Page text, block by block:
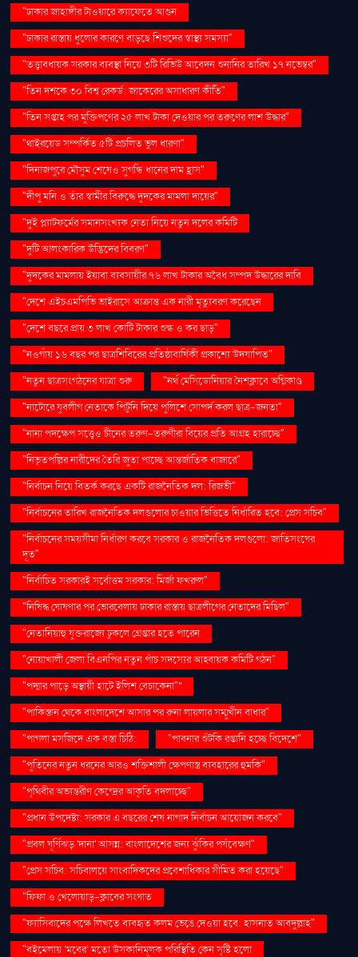
"ঢাকার জাহাঙ্গীর টাওয়ারে ক্যাফেতে আগুন
"ঢাকার রাস্তায় ধুলোর কারণে বাড়ছে শিশুদের স্বাস্থ্য সমস্যা"
"তত্ত্বাবধায়ক সরকার ব্যবস্থা নিয়ে ৩টি রিভিউ আবেদন শুনানির তারিখ ১৭ নভেম্বর"
"তিন দশকে ৩০ বিশ্ব রেকর্ড: জাকেরের অসাধারণ কীর্তি"
"তিন সপ্তাহ পর মুক্তিপণের ২৫ লাখ টাকা দেওয়ার পর তরুণের লাশ উদ্ধার"
"থাইরয়েড সম্পর্কিত ৫টি প্রচলিত ভুল ধারণা"
"দিনাজপুরে মৌসুম শেষেও সুগন্ধি ধানের দাম হ্রাস"
"দীপু মনি ও তাঁর স্বামীর বিরুদ্ধে দুদকের মামলা দায়ের"
"দুই প্ল্যাটফর্মের সমানসংখ্যক নেতা নিয়ে নতুন দলের কমিটি
"দুটি আলংকারিক উদ্ভিদের বিবরণ"
"দুদকের মামলায় ইয়াবা ব্যবসায়ীর ৭৬ লাখ টাকার অবৈধ সম্পদ উদ্ধারের দাবি
"দেশে এইচএমপিভি ভাইরাসে আক্রান্ত এক নারী মৃত্যুবরণ করেছেন
"দেশে বছরে প্রায় ৩ লাখ কোটি টাকার শুল্ক ও কর ছাড়"
"নওগাঁয় ১৬ বছর পর ছাত্রশিবিরের প্রতিষ্ঠাবার্ষিকী প্রকাশ্যে উদযাপিত"
"নতুন ছাত্রসংগঠনের যাত্রা শুরু
"নর্থ মেসিডোনিয়ার নৈশক্লাবে অগ্নিকাণ্ড
"নাটোরে যুবলীগ নেতাকে পিটুনি দিয়ে পুলিশে সোপর্দ করল ছাত্র-জনতা"
"নানা পদক্ষেপ সত্ত্বেও চীনের তরুণ-তরুণীরা বিয়ের প্রতি আগ্রহ হারাচ্ছে"
"নিভৃতপল্লির নারীদের তৈরি জুতা পাচ্ছে আন্তর্জাতিক বাজারে"
"নির্বাচন নিয়ে বিতর্ক করছে একটি রাজনৈতিক দল: রিজভী"
"নির্বাচনের তারিখ রাজনৈতিক দলগুলোর চাওয়ার ভিত্তিতে নির্ধারিত হবে: প্রেস সচিব"
"নির্বাচনের সময়সীমা নির্ধারণ করবে সরকার ও রাজনৈতিক দলগুলো: জাতিসংঘের
দূত"
"নির্বাচিত সরকারই সর্বোত্তম সরকার: মির্জা ফখরুল"
"নিষিদ্ধ ঘোষণার পর ভোরবেলায় ঢাকার রাস্তায় ছাত্রলীগের নেতাদের মিছিল"
"নেতানিয়াহু যুক্তরাজ্যে ঢুকলে গ্রেপ্তার হতে পারেন
"নোয়াখালী জেলা বিএনপির নতুন পাঁচ সদস্যের আহ্বায়ক কমিটি গঠন"
"পদ্মার পাড়ে অস্থায়ী হাটে ইলিশ বেচাকেনা"''
"পাকিস্তান থেকে বাংলাদেশে আসার পর রুনা লায়লার সম্মুখীন বাধার"
"পাগলা মসজিদে এক বস্তা চিঠি:
"পাবনার শুঁটকি রপ্তানি হচ্ছে বিদেশে"
"পুতিনের নতুন ধরনের আরও শক্তিশালী ক্ষেপণাস্ত্র ব্যবহারের হুমকি"
"পৃথিবীর অভ্যন্তরীণ কেন্দ্রের আকৃতি বদলাচ্ছে"
"প্রধান উপদেষ্টা: সরকার এ বছরের শেষ নাগাদ নির্বাচন আয়োজন করবে"
"প্রবল ঘূর্ণিঝড় 'দানা' আসন্ন: বাংলাদেশের জন্য ঝুঁকির পর্যবেক্ষণ"
"প্রেস সচিব: সচিবালয়ে সাংবাদিকদের প্রবেশাধিকার সীমিত করা হয়েছে"
"ফিফা ও খেলোয়াড়-ক্লাবের সংঘাত
"ফ্যাসিবাদের পক্ষে লিখতে ব্যবহৃত কলম ভেঙে দেওয়া হবে: হাসনাত আবদুল্লাহ"
"বইমেলায় ‘মবের’ মতো উসকানিমূলক পরিস্থিতি কেন সৃষ্টি হলো